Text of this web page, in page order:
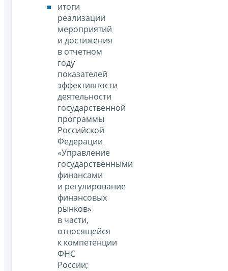
итоги
реализации
мероприятий
и достижения
в отчетном
году
показателей
эффективности
деятельности
государственной
программы
Российской
Федерации
«Управление
государственными
финансами
и регулирование
финансовых
рынков»
в части,
относящейся
к компетенции
ФНС
России;